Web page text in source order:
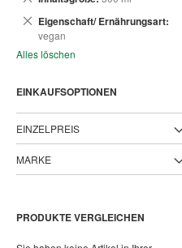
Eigenschaft/ Ernährungsart
vegan
Dies
entfernen
Alles löschen
EINKAUFSOPTIONEN
EINZELPREIS
MARKE
PRODUKTE VERGLEICHEN